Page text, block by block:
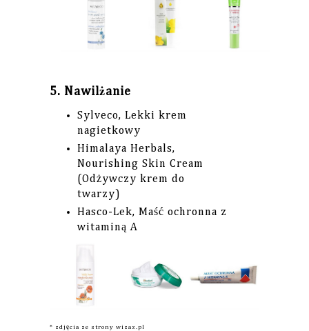
5. Nawilżanie
Sylveco, Lekki krem
nagietkowy
Himalaya Herbals,
Nourishing Skin Cream
(Odżywczy krem do
twarzy)
Hasco-Lek, Maść ochronna z
witaminą A
* zdjęcia ze strony wizaz.pl